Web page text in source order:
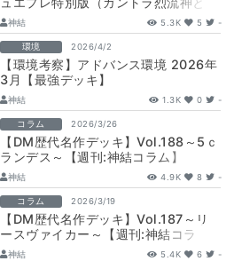
か）～【週刊:神結コラム】
神結 5.3K 5 -
環境 2026/4/2
【環境考察】アドバンス環境 2026年
3月【最強デッキ】
神結 1.3K 0 -
コラム 2026/3/26
【DM歴代名作デッキ】Vol.188～5ｃ
ランデス～【週刊:神結コラム】
神結 4.9K 8 -
コラム 2026/3/19
【DM歴代名作デッキ】Vol.187～リ
ースヴァイカー～【週刊:神結コラ
ム】
神結 5.4K 6 -